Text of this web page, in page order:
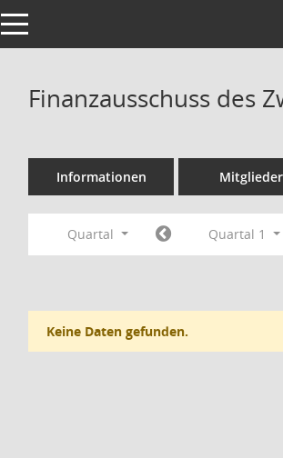
Toggle navigation
Finanzausschuss des
Informationen Mitglieder
Quartal Quartal 1
Keine Daten gefunden.